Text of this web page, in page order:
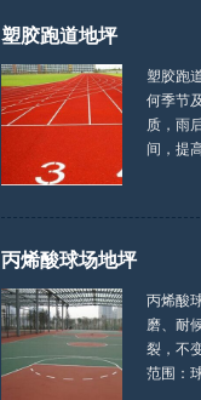
塑胶跑道地坪
塑胶跑
何季节
质，雨
间，提
丙烯酸球场地坪
丙烯酸
磨、耐
裂，不
范围：